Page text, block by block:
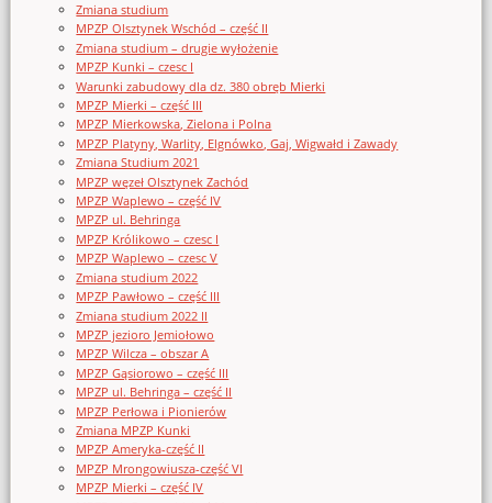
Zmiana studium
MPZP Olsztynek Wschód – część II
Zmiana studium – drugie wyłożenie
MPZP Kunki – czesc I
Warunki zabudowy dla dz. 380 obręb Mierki
MPZP Mierki – część III
MPZP Mierkowska, Zielona i Polna
MPZP Platyny, Warlity, Elgnówko, Gaj, Wigwałd i Zawady
Zmiana Studium 2021
MPZP węzeł Olsztynek Zachód
MPZP Waplewo – część IV
MPZP ul. Behringa
MPZP Królikowo – czesc I
MPZP Waplewo – czesc V
Zmiana studium 2022
MPZP Pawłowo – część III
Zmiana studium 2022 II
MPZP jezioro Jemiołowo
MPZP Wilcza – obszar A
MPZP Gąsiorowo – część III
MPZP ul. Behringa – część II
MPZP Perłowa i Pionierów
Zmiana MPZP Kunki
MPZP Ameryka-część II
MPZP Mrongowiusza-część VI
MPZP Mierki – część IV